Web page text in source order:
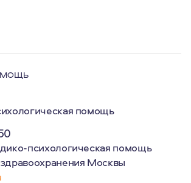
помощь
психологическая помощь
Москвы